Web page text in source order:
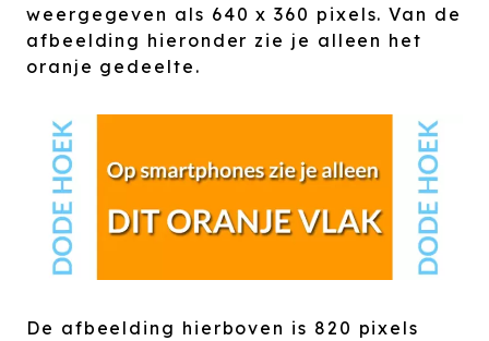
weergegeven als 640 x 360 pixels. Van de
afbeelding hieronder zie je alleen het
oranje gedeelte.
De afbeelding hierboven is 820 pixels